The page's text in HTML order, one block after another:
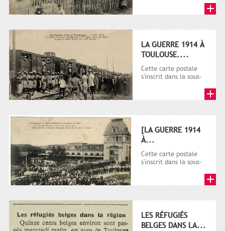
plusieurs milliers de...
LA GUERRE 1914 À
TOULOUSE....
Cette carte postale
s'inscrit dans la sous-
plusieurs milliers de...
[LA GUERRE 1914
À...
Cette carte postale
s'inscrit dans la sous-
plusieurs milliers de...
LES RÉFUGIÉS
BELGES DANS LA...